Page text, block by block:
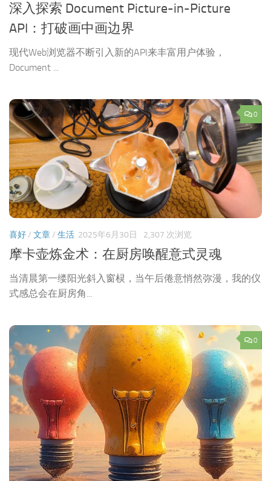
深入探索 Document Picture-in-Picture
API：打破画中画边界
现代Web浏览器不断引入新的API来丰富用户体验，
Document ...
0
喜好/ 文章/ 生活 2025年6月30日 2,307 次浏览
摩卡壶炼金术：在厨房唤醒意式灵魂
当清晨第一缕阳光斜入窗棂，当午后倦意悄然弥漫，我的仪
式感总会在厨房角...
0